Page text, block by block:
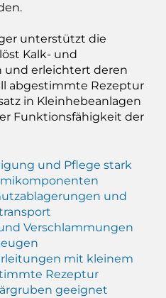
unterstützt die
Kalk- und
und erleichtert deren
abgestimmte Rezeptur
in Kleinhebeanlagen
Funktionsfähigkeit der
und Pflege stark
und
Verschlammungen
mit kleinem
Rezeptur
geeignet